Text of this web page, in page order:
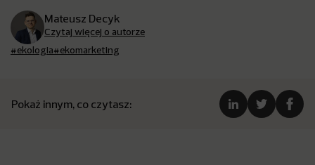
Mateusz Decyk
Czytaj więcej o autorze
#ekologia#ekomarketing
Pokaż innym, co czytasz: